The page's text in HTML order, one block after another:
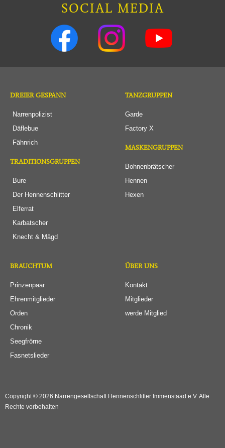
SOCIAL MEDIA
DREIER GESPANN
Narrenpolizist
Däflebue
Fähnrich
TRADITIONSGRUPPEN
Bure
Der Hennenschlitter
Elferrat
Karbatscher
Knecht & Mägd
TANZGRUPPEN
Garde
Factory X
MASKENGRUPPEN
Bohnenbrätscher
Hennen
Hexen
BRAUCHTUM
Prinzenpaar
Ehrenmitglieder
Orden
Chronik
Seegfrörne
Fasnetslieder
ÜBER UNS
Kontakt
Mitglieder
werde Mitglied
Copyright © 2026 Narrengesellschaft Hennenschlitter Immenstaad e.V. Alle
Rechte vorbehalten